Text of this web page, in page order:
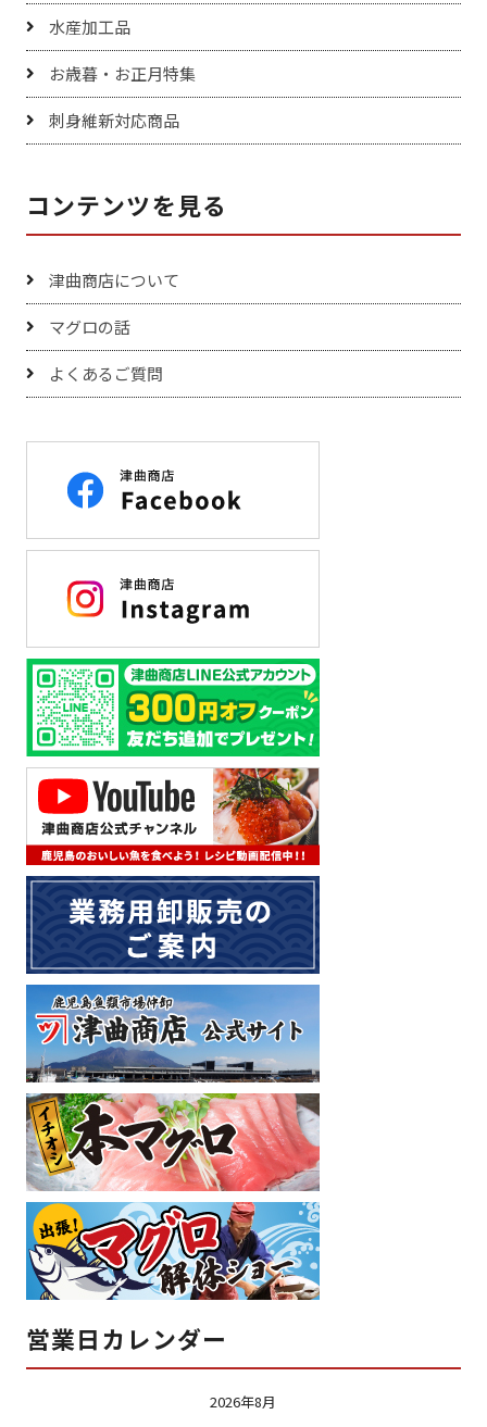
水産加工品
お歳暮・お正月特集
刺身維新対応商品
コンテンツを見る
津曲商店について
マグロの話
よくあるご質問
営業日カレンダー
2026年8月